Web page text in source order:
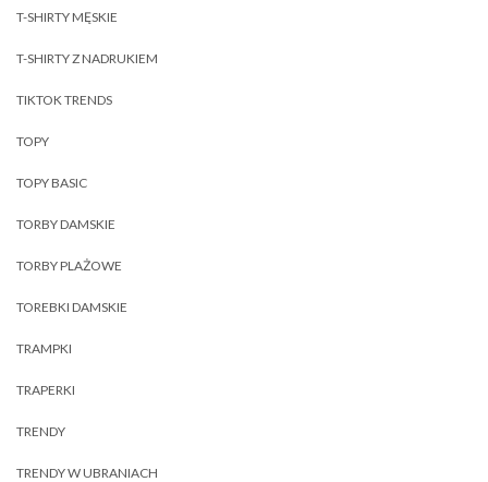
T-SHIRTY MĘSKIE
T-SHIRTY Z NADRUKIEM
TIKTOK TRENDS
TOPY
TOPY BASIC
TORBY DAMSKIE
TORBY PLAŻOWE
TOREBKI DAMSKIE
TRAMPKI
TRAPERKI
TRENDY
TRENDY W UBRANIACH